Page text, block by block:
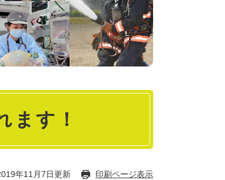
ます！
年11月7日更新 印刷ページ表示